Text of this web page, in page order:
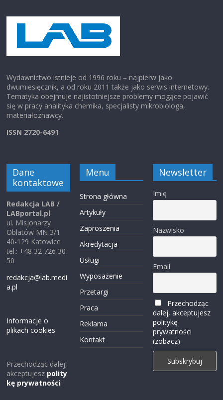
Wydawnictwo istnieje od 1996 roku – najpierw jako
dwumiesięcznik, a od roku 2011 także jako serwis internetowy.
Tematyka obejmuje najistotniejsze problemy mogące pojawić
się w pracy analityka chemika, specjalisty mikrobiologa,
materiałoznawcy.
ISSN 2720-6491
Dane
kontaktowe
Redakcja LAB /
LABportal.pl
ul. Misjonarzy
Oblatów MN 3/1
40-129 Katowice
tel.: +48 32 726 30
50
redakcja@lab.medi
a.pl
Informacje o
plikach cookies
Przechodząc dalej,
akceptujesz polity
kę prywatności
Menu
Strona główna
Artykuły
Zaproszenia
Akredytacja
Usługi
Wyposażenie
Przetargi
Praca
Reklama
Kontakt
Newsletter
Imię
Nazwisko
Email
Przechodząc
dalej, akceptujesz
politykę
prywatności
(zobacz)